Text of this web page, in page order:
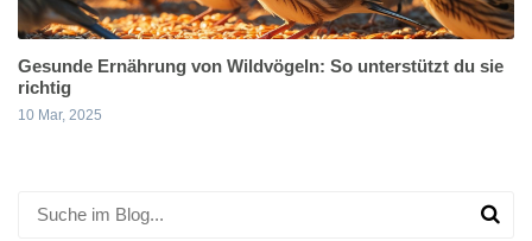
Gesunde Ernährung von Wildvögeln: So unterstützt du sie
richtig
10 Mar, 2025